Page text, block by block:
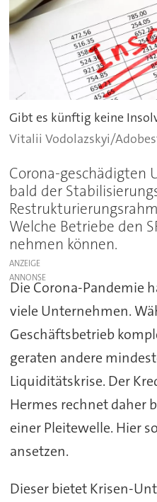
Gibt es künftig keine
Vitalii Vodolazskyi/
Corona-geschädigten
bald der
Welche Betriebe den
nehmen können.
ANZEIGE
Die Corona-Pandemie
viele Unternehmen.
Geschäftsbetrieb
geraten andere
Liquiditätskrise. Der
Hermes rechnet daher
einer Pleitewelle. Hier
ansetzen.
Dieser bietet Krisen-